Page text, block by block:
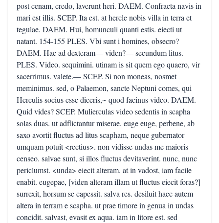
post cenam, credo, laverunt heri. DAEM. Confracta navis in
mari est illis. SCEP. Ita est. at hercle nobis villa in terra et
tegulae. DAEM. Hui, homunculi quanti estis. eiecti ut
natant. 154-155 PLES. Vbi sunt i homines, obsecro?
DAEM. Hac ad dexteram— viden?— secundum litus.
PLES. Video. sequimini. utinam is sit quem ego quaero, vir
sacerrimus. valete.— SCEP. Si non moneas, nosmet
meminimus. sed, o Palaemon, sancte Neptuni comes, qui
Herculis socius esse diceris,~ quod facinus video. DAEM.
Quid vides? SCEP. Mulierculas video sedentis in scapha
solas duas. ut adflictantur miserae. euge euge, perbene, ab
saxo avortit fluctus ad litus scapham, neque gubernator
umquam potuit <rectius>. non vidisse undas me maioris
censeo. salvae sunt, si illos fluctus devitaverint. nunc, nunc
periclumst. <unda> eiecit alteram. at in vadost, iam facile
enabit. eugepae, [viden alteram illam ut fluctus eiecit foras?]
surrexit, horsum se capessit. salva res. desiluit haec autem
altera in terram e scapha. ut prae timore in genua in undas
concidit. salvast, evasit ex aqua. iam in litore est. sed